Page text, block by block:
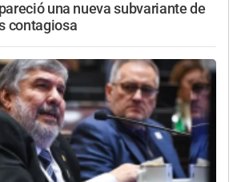
una nueva subvariante de
contagiosa